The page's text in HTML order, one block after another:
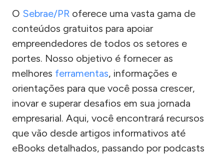
O Sebrae/PR oferece uma vasta gama de
conteúdos gratuitos para apoiar
empreendedores de todos os setores e
portes. Nosso objetivo é fornecer as
melhores ferramentas, informações e
orientações para que você possa crescer,
inovar e superar desafios em sua jornada
empresarial. Aqui, você encontrará recursos
que vão desde artigos informativos até
eBooks detalhados, passando por podcasts